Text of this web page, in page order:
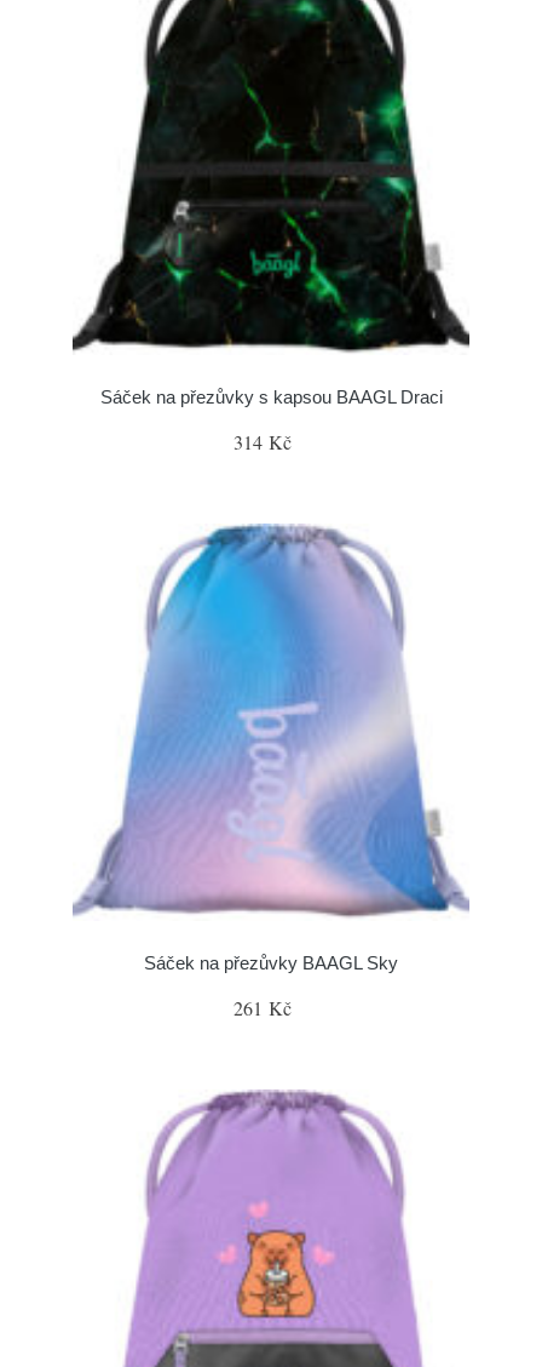
Sáček na přezůvky s kapsou BAAGL Draci
314 Kč
Sáček na přezůvky BAAGL Sky
261 Kč